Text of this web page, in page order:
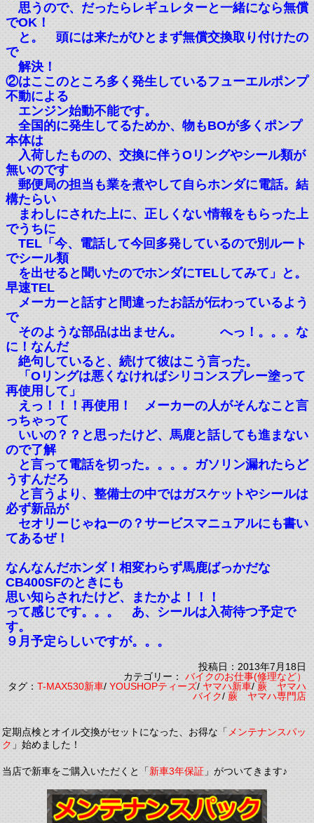
思うので、だったらレギュレターと一緒になら無償
でOK！
と。 頭には来たがひとまず無償交換取り付けたの
で
解決！
②はここのところ多く発生しているフューエルポンプ
不動による
エンジン始動不能です。
全国的に発生してるためか、物もBOが多くポンプ
本体は
入荷したものの、交換に伴うOリングやシール類が
無いのです
郵便局の担当も業を煮やして自らホンダに電話。結
構たらい
まわしにされた上に、正しくない情報をもらった上
でうちに
TEL「今、電話して今回多発しているので別ルート
でシール類
を出せると聞いたのでホンダにTELしてみて」と。
早速TEL
メーカーと話すと間違ったお話が伝わっているよう
で
そのような部品は出ません。 へっ！。。。な
に！なんだ
絶句していると、続けて彼はこう言った。
「Oリングは悪くなければシリコンスプレー塗って
再使用して」
えっ！！！再使用！ メーカーの人がそんなこと言
っちゃって
いいの？？と思ったけど、馬鹿と話しても進まない
ので了解
と言って電話を切った。。。。ガソリン漏れたらど
うすんだろ
と言うより、整備士の中ではガスケットやシールは
必ず新品が
セオリーじゃねーの？サービスマニュアルにも書い
てあるぜ！
なんなんだホンダ！相変わらず馬鹿ばっかだな
CB400SFのときにも
思い知らされたけど、またかよ！！！
って感じです。。。 あ、シールは入荷待つ予定で
す。
９月予定らしいですが。。。
投稿日：2013年7月18日
カテゴリー：バイクのお仕事(修理など）
タグ：T-MAX530新車/YOUSHOPティーズ/ヤマハ新車/蕨 ヤマハ
バイク/蕨 ヤマハ専門店
定期点検とオイル交換がセットになった、お得な「メンテナンスパッ
ク」始めました！
当店で新車をご購入いただくと「新車3年保証」がついてきます♪